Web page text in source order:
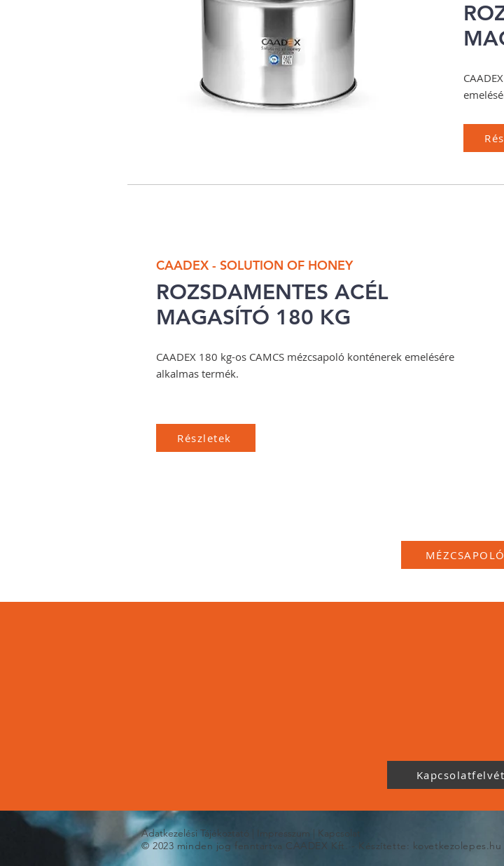
CAADEX - SOLUTION OF HONEY
ROZSDAMENTES ACÉL
MAGASÍTÓ 180 KG
CAADEX 180 kg-os CAMCS mézcsapoló konténerek emelésére
alkalmas termék.
Részletek
Adatkezelési Tájékoztató Impresszum | Kapcsolat
©2023 minden jog fenntartva CAADEX Kft. - Készítette: kovetkezolepes.hu